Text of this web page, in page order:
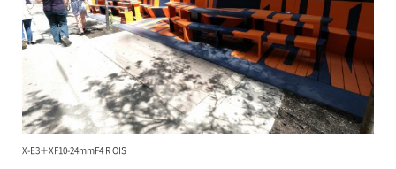
X-E3＋XF10-24mmF4 R OIS